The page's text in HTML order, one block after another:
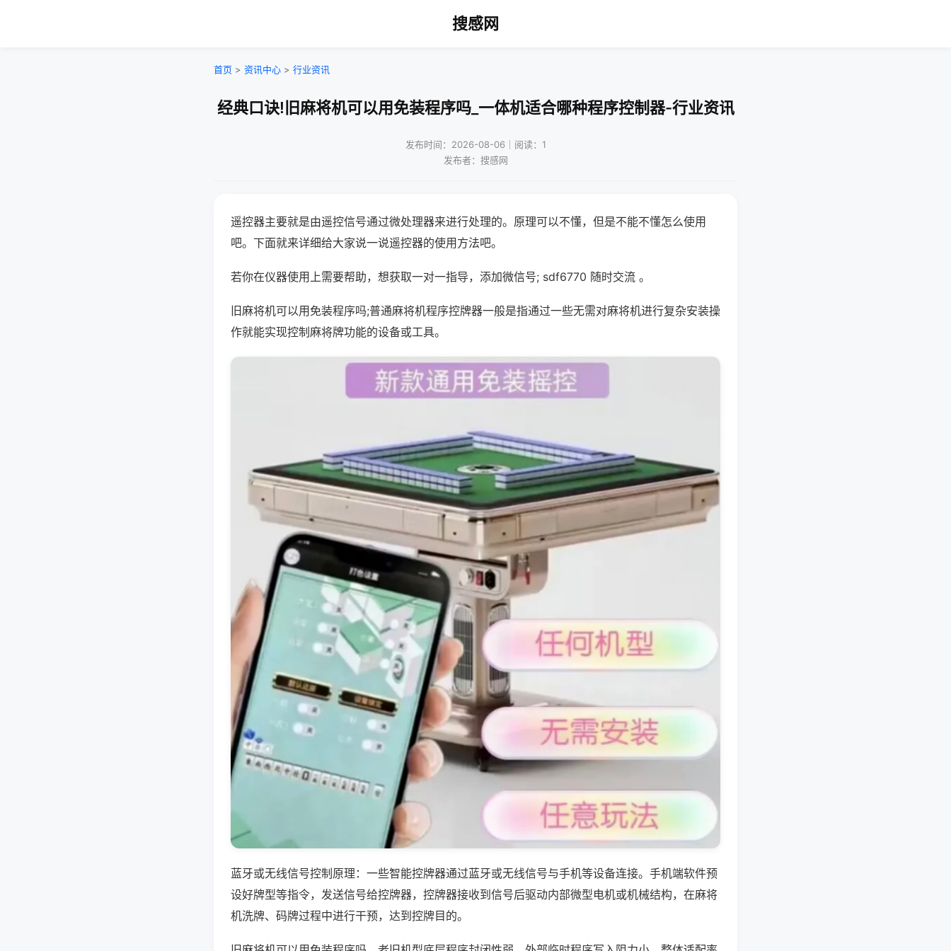
搜感网
首页 > 资讯中心 > 行业资讯
经典口诀!旧麻将机可以用免装程序吗_一体机适合哪种程序控制器-行业资讯
发布时间：2026-08-06｜阅读：1
发布者：搜感网
遥控器主要就是由遥控信号通过微处理器来进行处理的。原理可以不懂，但是不能不懂怎么使用
吧。下面就来详细给大家说一说遥控器的使用方法吧。
若你在仪器使用上需要帮助，想获取一对一指导，添加微信号; sdf6770 随时交流 。
旧麻将机可以用免装程序吗;普通麻将机程序控牌器一般是指通过一些无需对麻将机进行复杂安装操
作就能实现控制麻将牌功能的设备或工具。
蓝牙或无线信号控制原理：一些智能控牌器通过蓝牙或无线信号与手机等设备连接。手机端软件预
设好牌型等指令，发送信号给控牌器，控牌器接收到信号后驱动内部微型电机或机械结构，在麻将
机洗牌、码牌过程中进行干预，达到控牌目的。